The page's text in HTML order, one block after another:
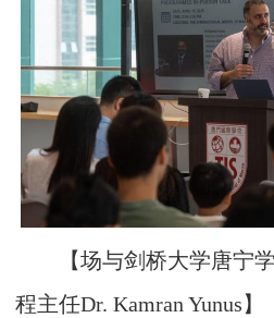
【场与剑桥大学唐宁学
程主任Dr. Kamran Yunus】